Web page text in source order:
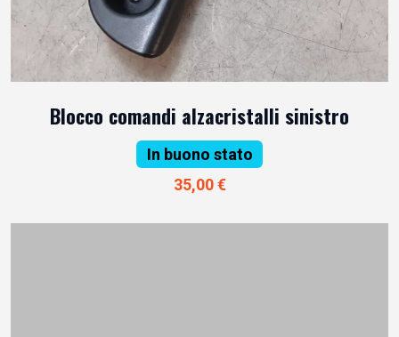
Blocco comandi alzacristalli sinistro
In buono stato
35,00 €